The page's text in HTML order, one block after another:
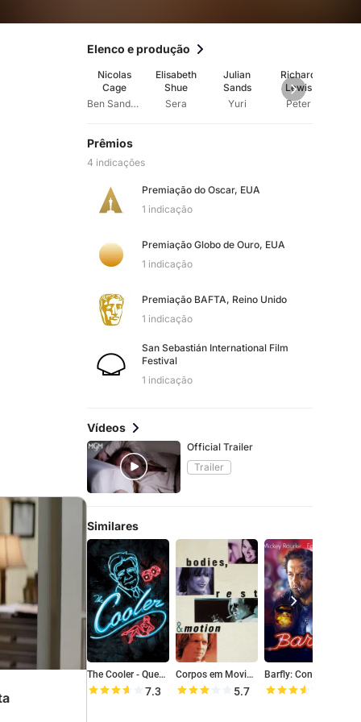
Elenco e produção
Nicolas
Cage
Ben Sanderson
Elisabeth
Shue
Sera
Julian
Sands
Yuri
Richard
Lewis
Peter
Prêmios
4 indicações
Premiação do Oscar, EUA
1 indicação
Premiação Globo de Ouro, EUA
1 indicação
Premiação BAFTA, Reino Unido
1 indicação
San Sebastián International Film
Festival
1 indicação
Vídeos
Official Trailer
Trailer
Similares
The Cooler - Quebrando a Banca
7.3
Corpos em Movimento
5.7